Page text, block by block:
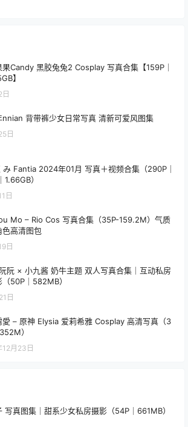
果Candy 黑胶兔兔2 Cosplay 写真合集【159P｜
】
日
nnian 背带裤少女日常写真 清新可爱风图集
日
み Fantia 2024年01月 写真＋视频合集（290P｜
1.66GB）
日
Mo – Rio Cos 写真合集（35P-159.2M）气质
色高清图包
日
阮 × 小九酱 奶牛主题 双人写真合集｜互动私房
（50P｜582MB）
日
愛 – 原神 Elysia 爱莉希雅 Cosplay 高清写真（3
）
12月23日
真图集｜甜系少女私房摄影（54P｜661MB）